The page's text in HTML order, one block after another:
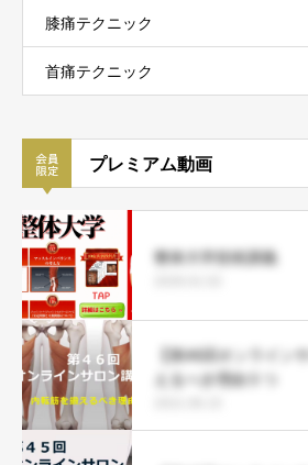
膝痛テクニック
首痛テクニック
プレミアム動画
整体大学技術講義
【第46回オンライン
えるべき理由５つ